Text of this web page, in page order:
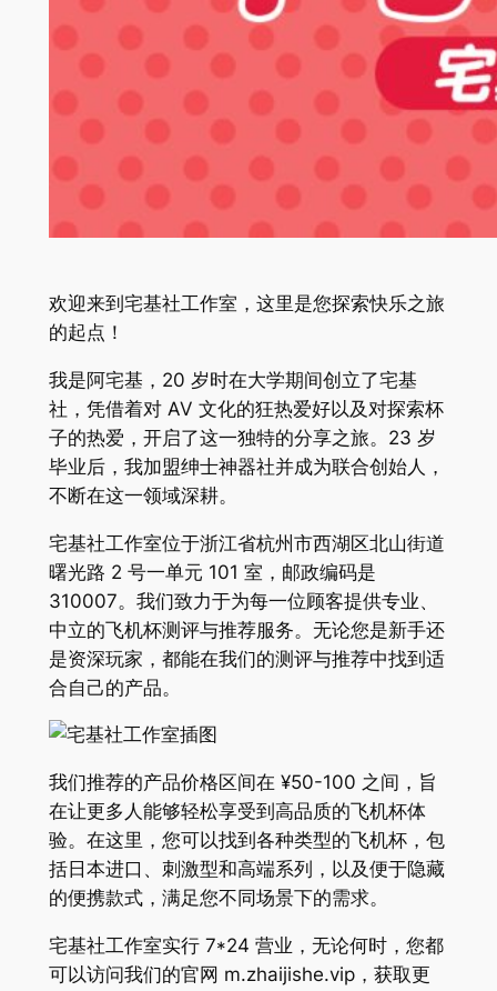
欢迎来到宅基社工作室，这里是您探索快乐之旅
的起点！
我是阿宅基，20 岁时在大学期间创立了宅基
社，凭借着对 AV 文化的狂热爱好以及对探索杯
子的热爱，开启了这一独特的分享之旅。23 岁
毕业后，我加盟绅士神器社并成为联合创始人，
不断在这一领域深耕。
宅基社工作室位于浙江省杭州市西湖区北山街道
曙光路 2 号一单元 101 室，邮政编码是
310007。我们致力于为每一位顾客提供专业、
中立的飞机杯测评与推荐服务。无论您是新手还
是资深玩家，都能在我们的测评与推荐中找到适
合自己的产品。
我们推荐的产品价格区间在 ¥50-100 之间，旨
在让更多人能够轻松享受到高品质的飞机杯体
验。在这里，您可以找到各种类型的飞机杯，包
括日本进口、刺激型和高端系列，以及便于隐藏
的便携款式，满足您不同场景下的需求。
宅基社工作室实行 7*24 营业，无论何时，您都
可以访问我们的官网 m.zhaijishe.vip，获取更